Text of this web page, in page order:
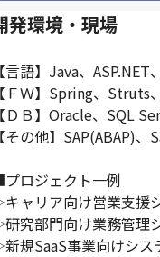
発環境・現場
【言語】Java、
【ＦＷ】Spring、
【ＤＢ】Oracle、SQL
【その他】SAP(ABAP)
ロジェクト一例
ャリア向け営業支援
究部門向け業務管理
規SaaS事業向けシス